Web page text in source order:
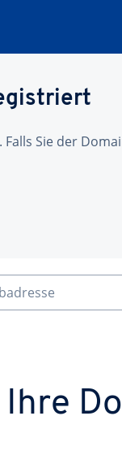
Sie der
Ihre